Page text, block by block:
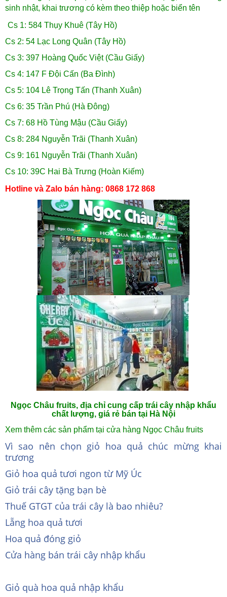
sinh nhật, khai trương có kèm theo thiệp hoặc biển tên
Cs 1: 584 Thụy Khuê (Tây Hồ)
Cs 2: 54 Lạc Long Quân (Tây Hồ)
Cs 3: 397 Hoàng Quốc Việt (Cầu Giấy)
Cs 4: 147 F Đội Cấn (Ba Đình)
Cs 5: 104 Lê Trọng Tấn (Thanh Xuân)
Cs 6: 35 Trần Phú (Hà Đông)
Cs 7: 68 Hồ Tùng Mậu (Cầu Giấy)
Cs 8: 284 Nguyễn Trãi (Thanh Xuân)
Cs 9: 161 Nguyễn Trãi (Thanh Xuân)
Cs 10: 39C Hai Bà Trưng (Hoàn Kiếm)
Hotline và Zalo bán hàng: 0868 172 868
Ngọc Châu fruits, địa chỉ cung cấp trái cây nhập khẩu
chất lượng, giá rẻ bán tại Hà Nội
Xem thêm các sản phẩm tại cửa hàng Ngọc Châu fruits
Vì sao nên chọn giỏ hoa quả chúc mừng khai
trương
Giỏ hoa quả tươi ngon từ Mỹ Úc
Giỏ trái cây tặng bạn bè
Thuế GTGT của trái cây là bao nhiêu?
Lẵng hoa quả tươi
Hoa quả đóng giỏ
Cửa hàng bán trái cây nhập khẩu
Giỏ quà hoa quả nhập khẩu